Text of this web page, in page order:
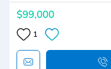
$99,000
1